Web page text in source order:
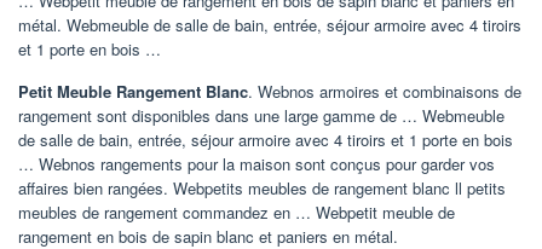
métal. Webmeuble de salle de bain, entrée, séjour armoire avec 4 tiroirs
et 1 porte en bois …
Petit Meuble Rangement Blanc. Webnos armoires et combinaisons de
rangement sont disponibles dans une large gamme de … Webmeuble
de salle de bain, entrée, séjour armoire avec 4 tiroirs et 1 porte en bois
… Webnos rangements pour la maison sont conçus pour garder vos
affaires bien rangées. Webpetits meubles de rangement blanc ll petits
meubles de rangement commandez en … Webpetit meuble de
rangement en bois de sapin blanc et paniers en métal.